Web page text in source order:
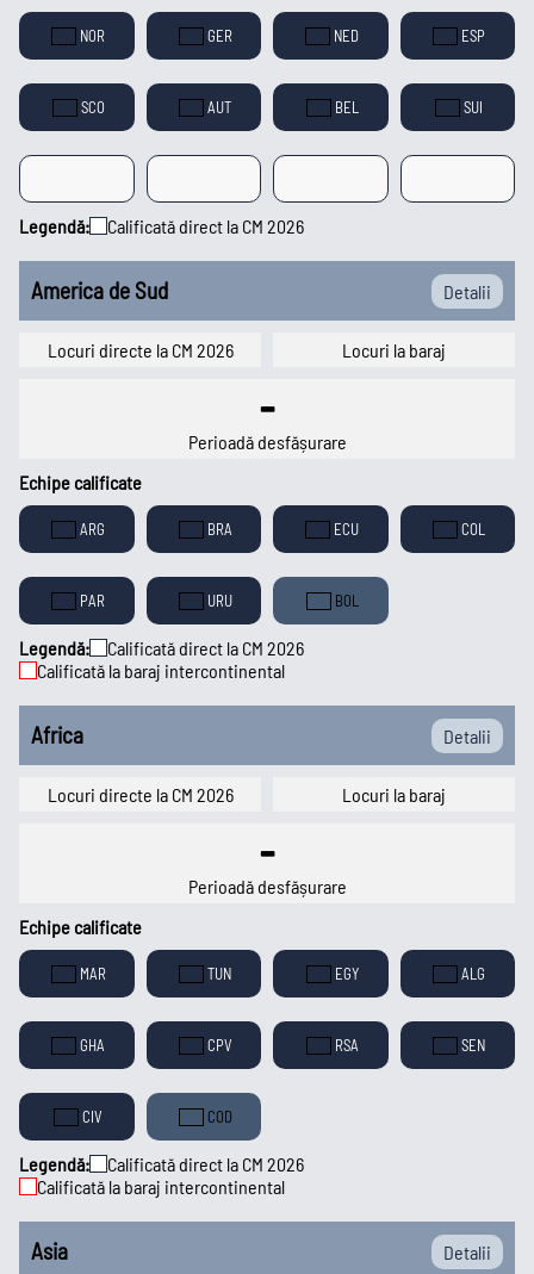
NOR GER NED ESP
SCO AUT BEL SUI
Legendă: Calificată direct la CM 2026
America de Sud Detalii
Locuri directe la CM 2026 Locuri la baraj
-
Perioadă desfășurare
Echipe calificate
ARG BRA ECU COL
PAR URU BOL
Legendă:
Calificată direct la CM 2026
Calificată la baraj intercontinental
Africa Detalii
Locuri directe la CM 2026 Locuri la baraj
-
Perioadă desfășurare
Echipe calificate
MAR TUN EGY ALG
GHA CPV RSA SEN
CIV COD
Legendă:
Calificată direct la CM 2026
Calificată la baraj intercontinental
Asia Detalii